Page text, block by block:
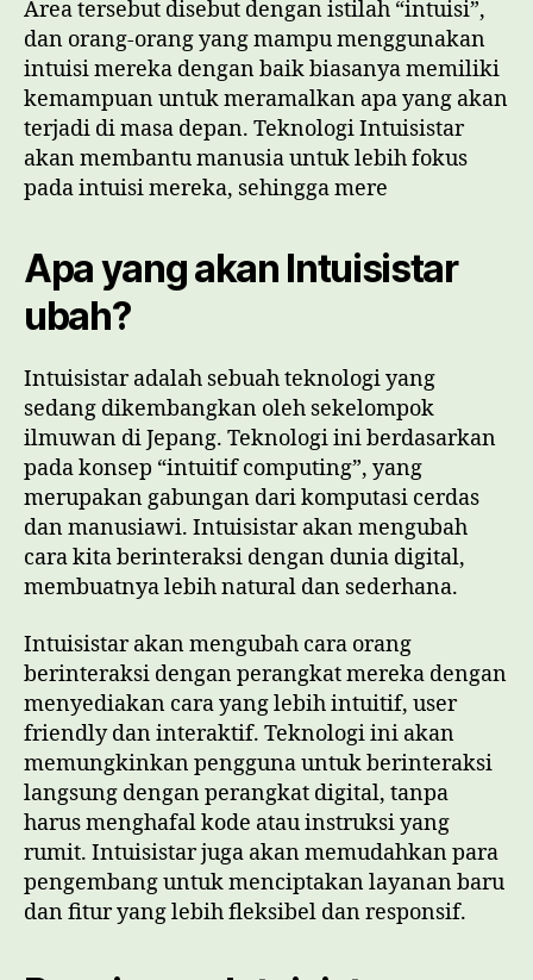
Area tersebut disebut dengan istilah “intuisi”,
dan orang-orang yang mampu menggunakan
intuisi mereka dengan baik biasanya memiliki
kemampuan untuk meramalkan apa yang akan
terjadi di masa depan. Teknologi Intuisistar
akan membantu manusia untuk lebih fokus
pada intuisi mereka, sehingga mere
Apa yang akan Intuisistar
ubah?
Intuisistar adalah sebuah teknologi yang
sedang dikembangkan oleh sekelompok
ilmuwan di Jepang. Teknologi ini berdasarkan
pada konsep “intuitif computing”, yang
merupakan gabungan dari komputasi cerdas
dan manusiawi. Intuisistar akan mengubah
cara kita berinteraksi dengan dunia digital,
membuatnya lebih natural dan sederhana.
Intuisistar akan mengubah cara orang
berinteraksi dengan perangkat mereka dengan
menyediakan cara yang lebih intuitif, user
friendly dan interaktif. Teknologi ini akan
memungkinkan pengguna untuk berinteraksi
langsung dengan perangkat digital, tanpa
harus menghafal kode atau instruksi yang
rumit. Intuisistar juga akan memudahkan para
pengembang untuk menciptakan layanan baru
dan fitur yang lebih fleksibel dan responsif.